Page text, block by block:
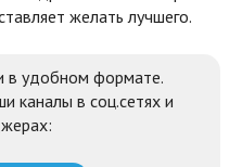
желать лучшего.
в удобном формате.
каналы в соц.сетях и